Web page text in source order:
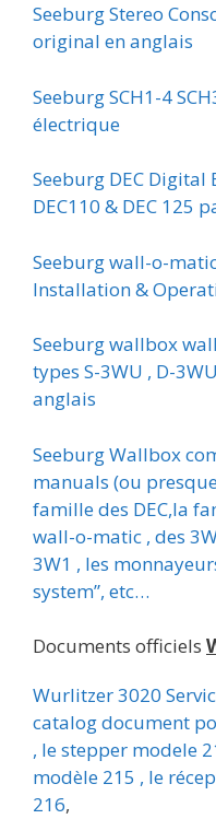
Seeburg Stereo
original en anglais
Seeburg SCH1-4
électrique
Seeburg DEC Digital
DEC110 & DEC 125
Seeburg wall-o-
Installation &
Seeburg wallbox
types S-3WU , D-
anglais
Seeburg Wallbox
manuals (ou
famille des DEC,la
wall-o-matic , des
3W1 , les
system”, etc…
Documents officiels
Wurlitzer 3020
catalog document
, le stepper modele
modèle 215 , le
216,